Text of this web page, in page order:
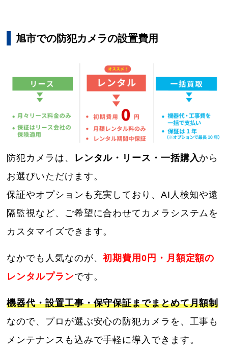
旭市での防犯カメラの設置費用
防犯カメラは、 レンタル・リース・一括購入から
お選びいただけます。
保証やオプションも充実しており、AI人検知や遠
隔監視など、ご希望に合わせてカメラシステムを
カスタマイズできます。
なかでも人気なのが、初期費用0円・月額定額の
レンタルプランです。
機器代・設置工事・保守保証までまとめて月額制
なので、プロが選ぶ安心の防犯カメラを、工事も
メンテナンスも込みで手軽に導入できます。